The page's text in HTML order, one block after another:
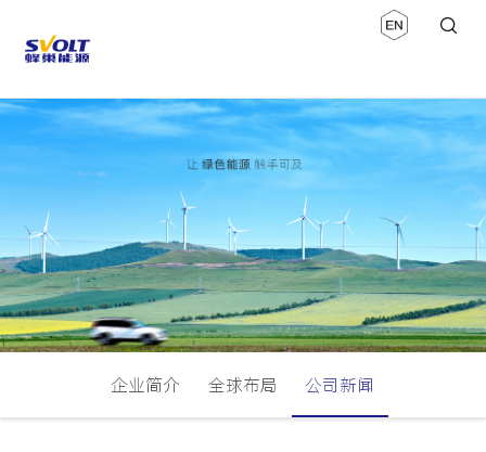
企业简介 全球布局 公司新闻